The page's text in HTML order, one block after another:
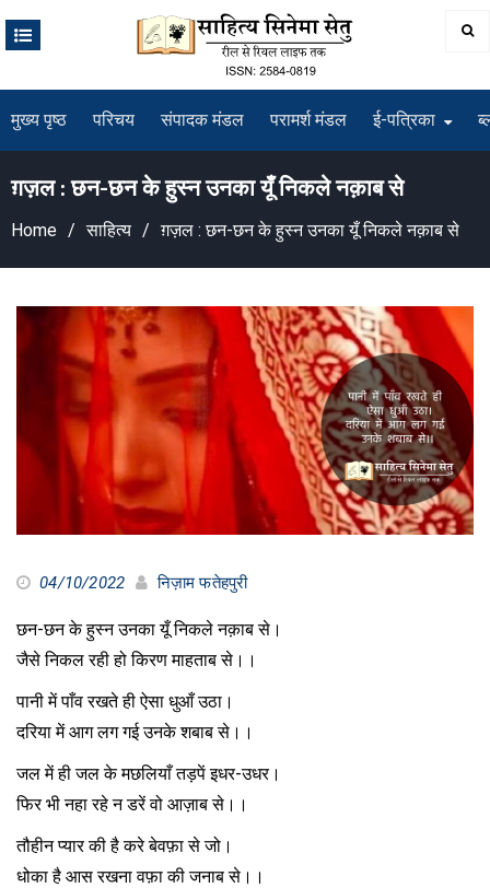
मुख्य पृष्ठ परिचय संपादक मंडल परामर्श मंडल ई-पत्रिका
ग़ज़ल : छन-छन के हुस्न उनका यूँ निकले नक़ाब से
Home साहित्य ग़ज़ल : छन-छन के हुस्न उनका यूँ निकले नक़ाब से
04/10/2022 निज़ाम फतेहपुरी
छन-छन के हुस्न उनका यूँ निकले नक़ाब से।
जैसे निकल रही हो किरण माहताब से।।
पानी में पाँव रखते ही ऐसा धुआँ उठा।
दरिया में आग लग गई उनके शबाब से।।
जल में ही जल के मछलियाँ तड़पें इधर-उधर।
फिर भी नहा रहे न डरें वो आज़ाब से।।
तौहीन प्यार की है करे बेवफ़ा से जो।
धोका है आस रखना वफ़ा की जनाब से।।